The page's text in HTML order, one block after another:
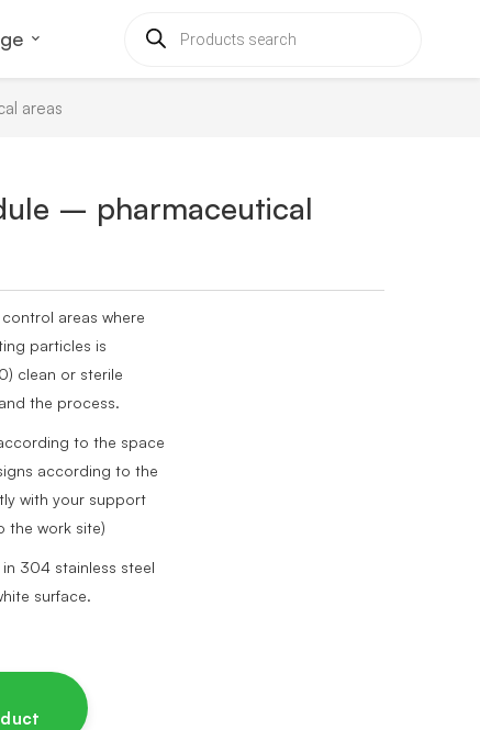
areas
– pharmaceutical
areas where
particles is
clean or sterile
the process.
to the space
according to the
with your support
the work site)
304 stainless steel
surface.